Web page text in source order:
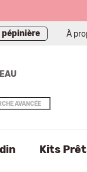
pépinière À
AVANCÉE
Kits